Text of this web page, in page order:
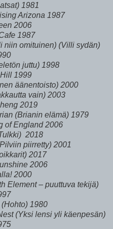
1981
Arizona 1987
2006
1987
niin omituinen) (Villi sydän)
juttu) 1998
1999
äänentoisto) 2000
vain) 2003
2019
(Brianin elämä) 1979
of England 2006
2018
piirretty) 2001
2017
2006
2000
Element – puuttuva tekijä)
1980
(Yksi lensi yli käenpesän)